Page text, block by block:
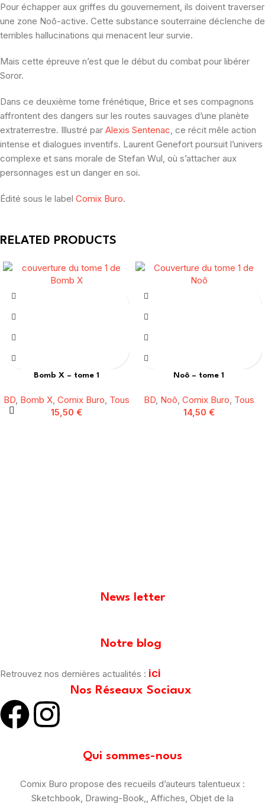
Pour échapper aux griffes du gouvernement, ils doivent traverser
une zone Noô-active. Cette substance souterraine déclenche de
terribles hallucinations qui menacent leur survie.
Mais cette épreuve n’est que le début du combat pour libérer
Soror.
Dans ce deuxième tome frénétique, Brice et ses compagnons
affrontent des dangers sur les routes sauvages d’une planète
extraterrestre. Illustré par Alexis Sentenac, ce récit mêle action
intense et dialogues inventifs. Laurent Genefort poursuit l’univers
complexe et sans morale de Stefan Wul, où s’attacher aux
personnages est un danger en soi.
Édité sous le label Comix Buro.
RELATED PRODUCTS
Bomb X – tome 1
BD, Bomb X, Comix Buro, Tous
15,50 €
Noô – tome 1
BD, Noô, Comix Buro, Tous
14,50 €
News letter
Notre blog
Retrouvez nos dernières actualités : ici
Nos Réseaux Sociaux
Qui sommes-nous
Comix Buro propose des recueils d’auteurs talentueux :
Sketchbook, Drawing-Book,, Affiches, Objet de la